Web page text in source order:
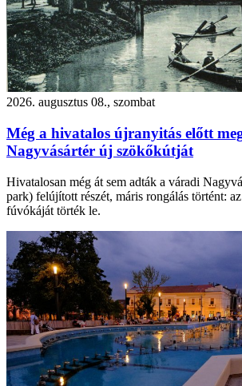
2026. augusztus 08., szombat
Még a hivatalos újranyitás előtt
Nagyvásártér új szökőkútját
Hivatalosan még át sem adták a váradi
park) felújított részét, máris rongálás történt:
fúvókáját törték le.